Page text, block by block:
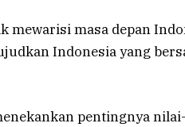
mewarisi masa depan
Indonesia yang
pentingnya